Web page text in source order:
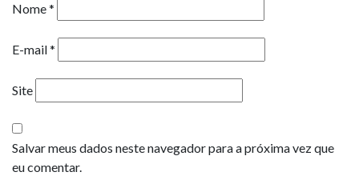
Nome*
E-mail*
Site
Salvar meus dados neste navegador para a próxima vez que
eu comentar.